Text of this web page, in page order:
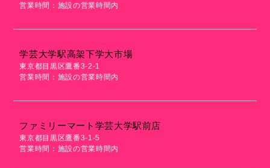
営業時間：施設の営業時間内
学芸大学駅高架下学大市場
東京都目黒区鷹番3-2-1
営業時間：施設の営業時間内
ファミリーマート学芸大学駅前店
東京都目黒区鷹番3-1-5
営業時間：施設の営業時間内